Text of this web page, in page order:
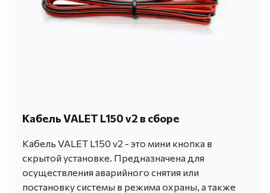
Кабель VALET L150 v2 в сборе
Кабель VALET L150 v2 - это мини кнопка в
скрытой установке. Предназначена для
осуществления аварийного снятия или
постановку системы в режима охраны, а также